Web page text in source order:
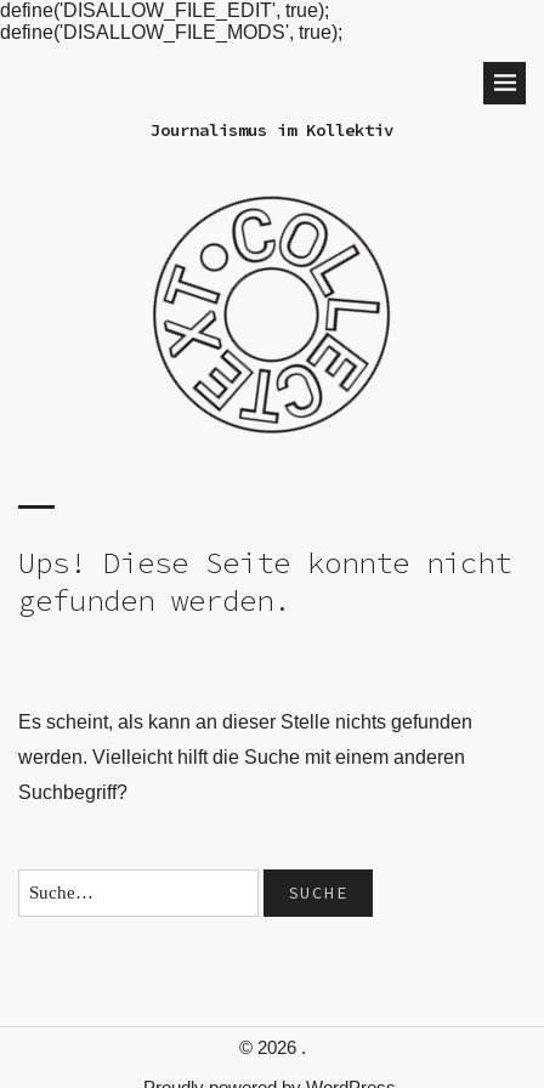
define('DISALLOW_FILE_EDIT', true);
define('DISALLOW_FILE_MODS', true);
Journalismus im Kollektiv
Ups! Diese Seite konnte nicht
gefunden werden.
Es scheint, als kann an dieser Stelle nichts gefunden
werden. Vielleicht hilft die Suche mit einem anderen
Suchbegriff?
© 2026 .